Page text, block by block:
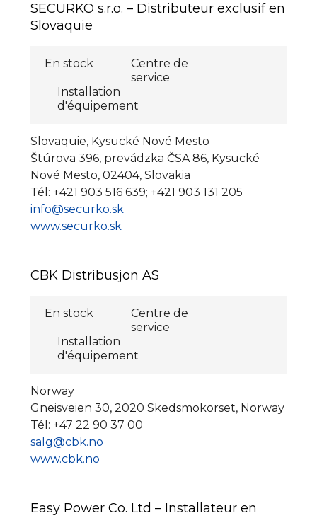
SECURKO s.r.o. – Distributeur exclusif en
Slovaquie
En stock
Centre de
service
Installation
d'équipement
Slovaquie, Kysucké Nové Mesto
Štúrova 396, prevádzka ČSA 86, Kysucké
Nové Mesto, 02404, Slovakia
Tél: +421 903 516 639; +421 903 131 205
info@securko.sk
www.securko.sk
CBK Distribusjon AS
En stock
Centre de
service
Installation
d'équipement
Norway
Gneisveien 30, 2020 Skedsmokorset, Norway
Tél: +47 22 90 37 00
salg@cbk.no
www.cbk.no
Easy Power Co. Ltd – Installateur en